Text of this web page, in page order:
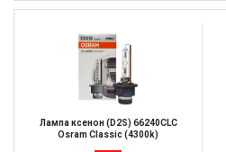
Лампа ксенон (D2S) 66240CLC
Osram Classic (4300k)